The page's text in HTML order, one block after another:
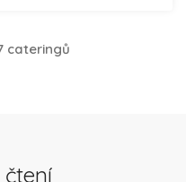
cateringů
čtení